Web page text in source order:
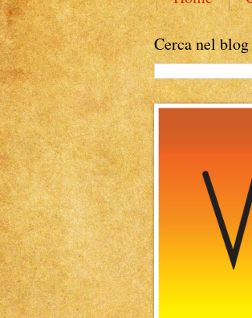
Cerca nel blog